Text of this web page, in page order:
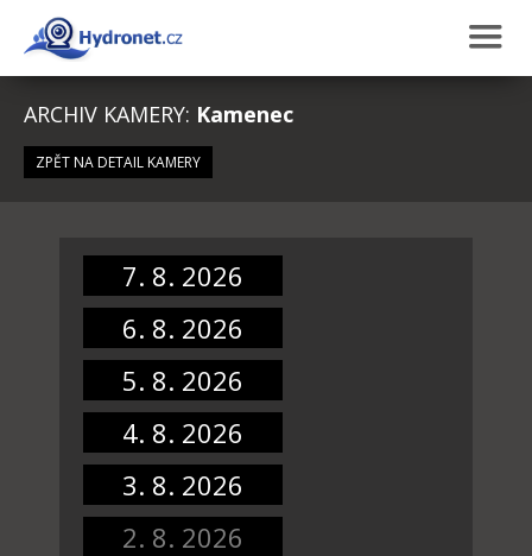
ARCHIV KAMERY: Kamenec
ZPĚT NA DETAIL KAMERY
7. 8. 2026
6. 8. 2026
5. 8. 2026
4. 8. 2026
3. 8. 2026
2. 8. 2026